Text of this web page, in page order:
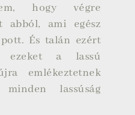
hogy végre
abból, ami egész
És talán ezért
ezeket a lassú
emlékeztetnek
lassúság